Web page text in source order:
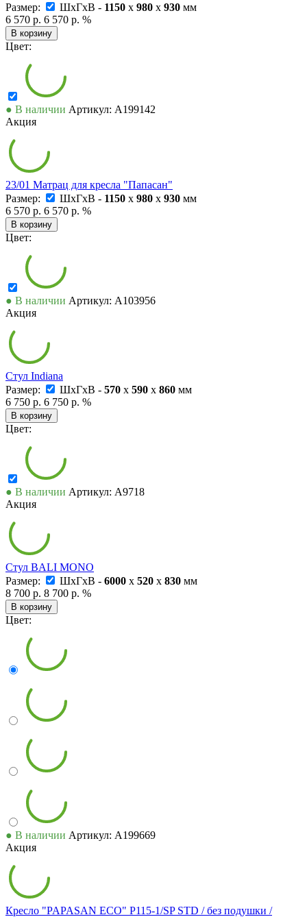
Размер:
ШxГxВ - 1150 x 980 x 930 мм
6 570 р. 6 570 р. %
В корзину
Цвет:
● В наличии Артикул: А199142
Акция
23/01 Матрац для кресла "Папасан"
Размер:
ШxГxВ - 1150 x 980 x 930 мм
6 570 р. 6 570 р. %
В корзину
Цвет:
● В наличии Артикул: А103956
Акция
Стул Indiana
Размер:
ШxГxВ - 570 x 590 x 860 мм
6 750 р. 6 750 р. %
В корзину
Цвет:
● В наличии Артикул: А9718
Акция
Стул BALI MONO
Размер:
ШxГxВ - 6000 x 520 x 830 мм
8 700 р. 8 700 р. %
В корзину
Цвет:
● В наличии Артикул: А199669
Акция
Кресло "PAPASAN ECO" P115-1/SP STD / без подушки /